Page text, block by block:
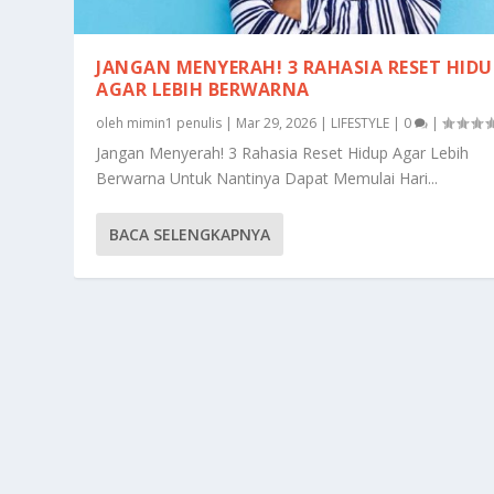
JANGAN MENYERAH! 3 RAHASIA RESET
AGAR LEBIH BERWARNA
oleh mimin1 penulis Mar 29, 2026 LIFESTYLE 0 |
Jangan Menyerah! 3 Rahasia Reset Hidup Agar Lebih
Berwarna Untuk Nantinya Dapat Memulai Hari...
BACA SELENGKAPNYA